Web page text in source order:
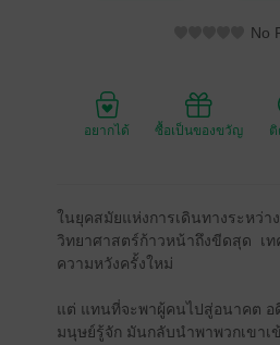
No
อยากได้ ซื้อเป็นของขวัญ
ในยุคสมัยแห่งการเดินทางระหว่า
วิทยาศาสตร์ก้าวหน้าถึงขีดสุด เท
ความหวังครั้งใหม่
แต่ แทนที่จะพาผู้คนไปสู่อนาคต อ
มนุษย์รู้จัก มันกลับนำพาพวกเขา